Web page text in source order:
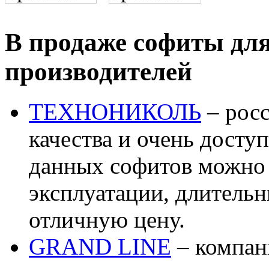
В продаже софиты
производителей
ТЕХНОНИКОЛЬ –
качества и очень
данных софитов
эксплуатации,
отличную цену.
GRAND LINE –